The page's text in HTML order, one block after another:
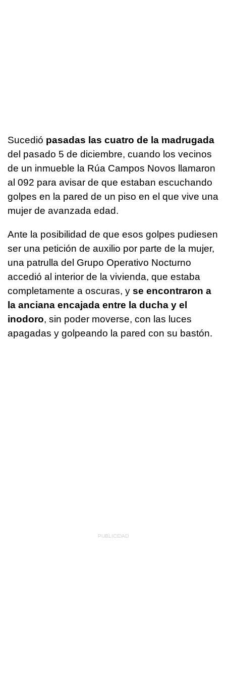
Sucedió pasadas las cuatro de la madrugada
del pasado 5 de diciembre, cuando los vecinos
de un inmueble la Rúa Campos Novos llamaron
al 092 para avisar de que estaban escuchando
golpes en la pared de un piso en el que vive una
mujer de avanzada edad.
Ante la posibilidad de que esos golpes pudiesen
ser una petición de auxilio por parte de la mujer,
una patrulla del Grupo Operativo Nocturno
accedió al interior de la vivienda, que estaba
completamente a oscuras, y se encontraron a
la anciana encajada entre la ducha y el
inodoro, sin poder moverse, con las luces
apagadas y golpeando la pared con su bastón.